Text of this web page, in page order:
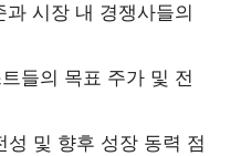
과 시장 내 경쟁사들의
들의 목표 주가 및 전
성 및 향후 성장 동력 점